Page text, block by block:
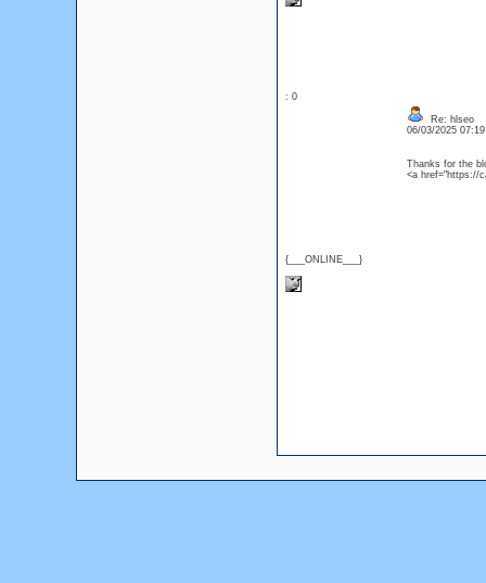
: 0
{___ONLINE___}
Re: hlseo
06/03/2025
Thanks for the
<a href="https://